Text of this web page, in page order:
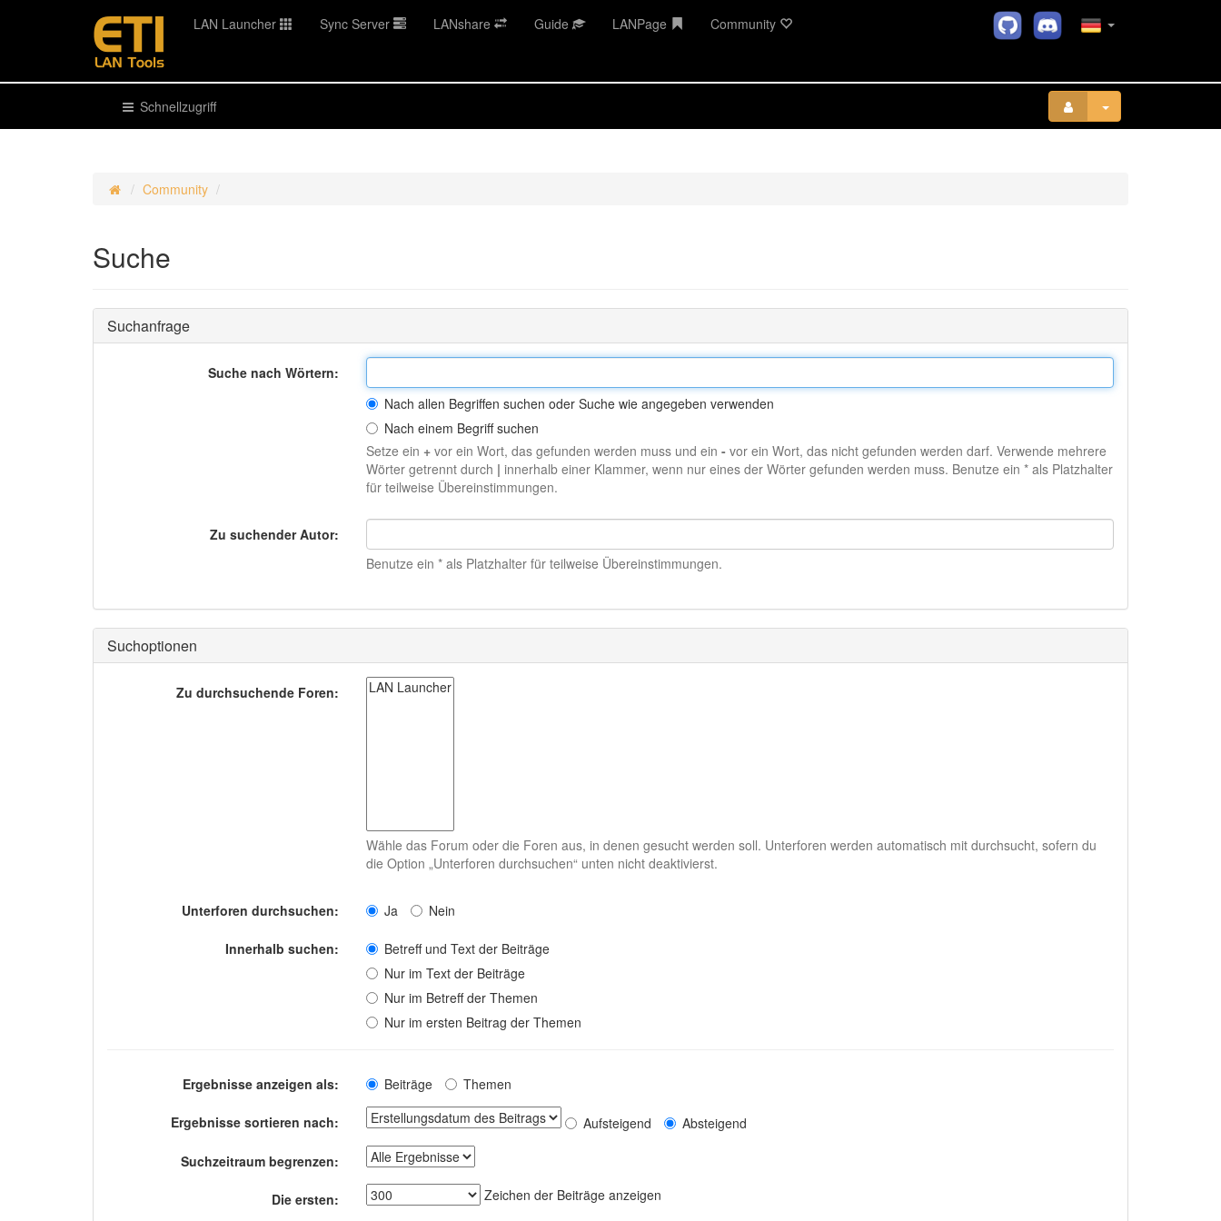
LAN Launcher Sync Server LANshare Guide LANPage Community
Schnellzugriff
Community
Suche
Suchanfrage
Suche nach Wörtern:
Nach allen Begriffen suchen oder Suche wie angegeben verwenden
Nach einem Begriff suchen
Setze ein +vor ein Wort, das gefunden werden muss und ein -vor ein Wort, das nicht gefunden werden darf. Verwende mehrere
Wörter getrennt durch | innerhalb einer Klammer, wenn nur eines der Wörter gefunden werden muss. Benutze ein * als Platzhalter
für teilweise Übereinstimmungen.
Zu suchender Autor:
Benutze ein * als Platzhalter für teilweise Übereinstimmungen.
Suchoptionen
Zu durchsuchende Foren:
Wähle das Forum oder die Foren aus, in denen gesucht werden soll. Unterforen werden automatisch mit durchsucht, sofern du
die Option „Unterforen durchsuchen“ unten nicht deaktivierst.
Unterforen durchsuchen: Ja Nein
Innerhalb suchen:
Betreff und Text der Beiträge
Nur im Text der Beiträge
Nur im Betreff der Themen
Nur im ersten Beitrag der Themen
Ergebnisse anzeigen als: Beiträge Themen
Ergebnisse sortieren nach: Aufsteigend Absteigend
Suchzeitraum begrenzen:
Die ersten: Zeichen der Beiträge anzeigen